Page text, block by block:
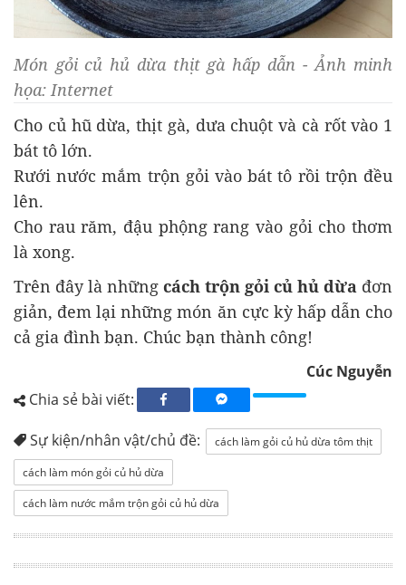
Món gỏi củ hủ dừa thịt gà hấp dẫn - Ảnh minh
họa: Internet
Cho củ hũ dừa, thịt gà, dưa chuột và cà rốt vào 1
bát tô lớn.
Rưới nước mắm trộn gỏi vào bát tô rồi trộn đều
lên.
Cho rau răm, đậu phộng rang vào gỏi cho thơm
là xong.
Trên đây là những cách trộn gỏi củ hủ dừa đơn
giản, đem lại những món ăn cực kỳ hấp dẫn cho
cả gia đình bạn. Chúc bạn thành công!
Cúc Nguyễn
Chia sẻ bài viết:
Sự kiện/nhân vật/chủ đề:
cách làm gỏi củ hủ dừa tôm thịt
cách làm món gỏi củ hủ dừa
cách làm nước mắm trộn gỏi củ hủ dừa